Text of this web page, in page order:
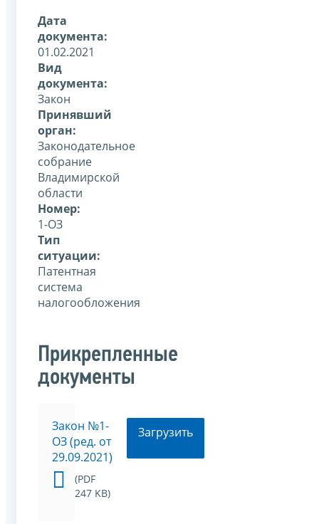
Дата
документа:
01.02.2021
Вид
документа:
Закон
Принявший
орган:
Законодательное
собрание
Владимирской
области
Номер:
1-ОЗ
Тип
ситуации:
Патентная
система
налогообложения
Прикрепленные
документы
Закон №1-
ОЗ (ред. от
29.09.2021)
(PDF
247 KB)
Загрузить